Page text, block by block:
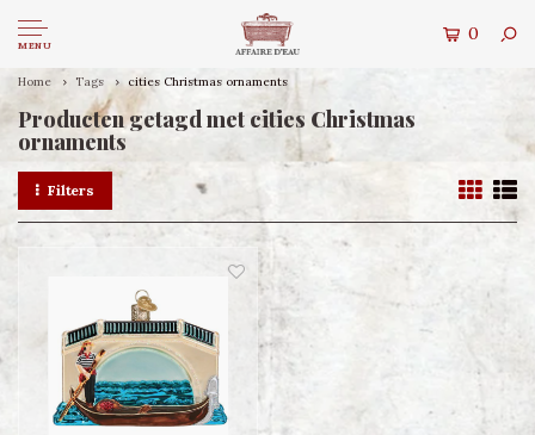
MENU
0
Home Tags cities Christmas ornaments
Producten getagd met cities Christmas
ornaments
Filters